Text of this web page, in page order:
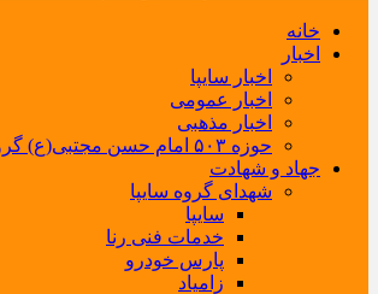
خانه
اخبار
اخبار سایپا
اخبار عمومی
اخبار مذهبی
حوزه ۵۰۳ امام حسن مجتبی(ع) گروه سایپا
جهاد و شهادت
شهدای گروه سایپا
سایپا
خدمات فنی رنا
پارس خودرو
زامیاد